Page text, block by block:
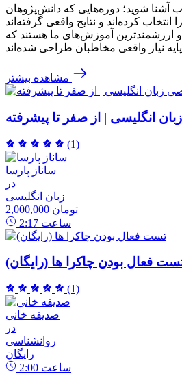
آشنا شوید؛ دوره‌هایی که دانش‌پژوهان
و ارزشمندترین آموزش‌های ما هستند که
پایه نیاز واقعی مخاطبان طراحی شده‌اند
مشاهده بیشتر
انگلیسی | از صفر تا پیشرفته
(1)
ساناز پارسا
در
زبان انگلیسی
2,000,000 تومان
2:17 ساعت
فعال بودن چاکرا ها (رایگان)
(1)
صدیقه خانی
در
روانشناسی
رایگان
2:00 ساعت